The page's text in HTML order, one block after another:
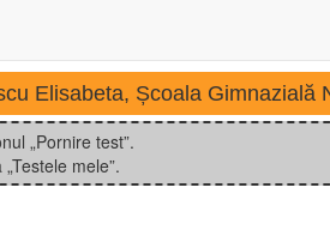
Elisabeta, Școala Gimnazială
„Pornire test”.
mele”.